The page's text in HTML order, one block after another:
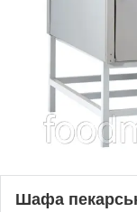
Шафа